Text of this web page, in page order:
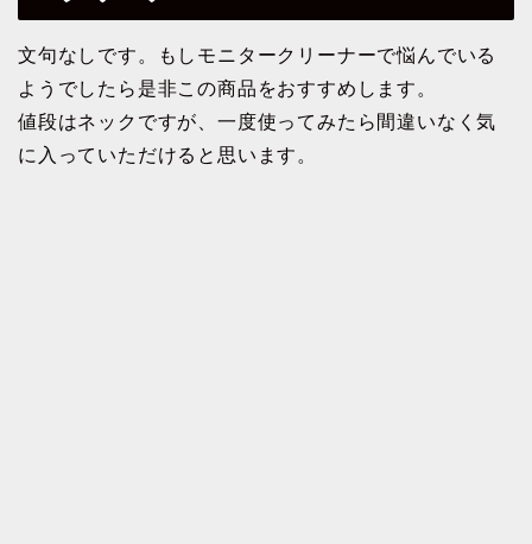
文句なしです。もしモニタークリーナーで悩んでいる
ようでしたら是非この商品をおすすめします。
値段はネックですが、一度使ってみたら間違いなく気
に入っていただけると思います。